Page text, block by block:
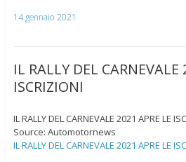
14 gennaio 2021
IL RALLY DEL CARNEVALE
ISCRIZIONI
IL RALLY DEL CARNEVALE 2021 APRE LE
Source: Automotornews
IL RALLY DEL CARNEVALE 2021 APRE LE